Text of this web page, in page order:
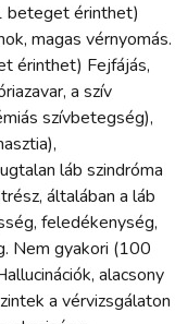
beteget érinthet)
magas vérnyomás.
érinthet) Fejfájás,
a szív
szívbetegség),
láb szindróma
általában a láb
feledékenység,
Nem gyakori (100
alacsony
a vérvizsgálaton